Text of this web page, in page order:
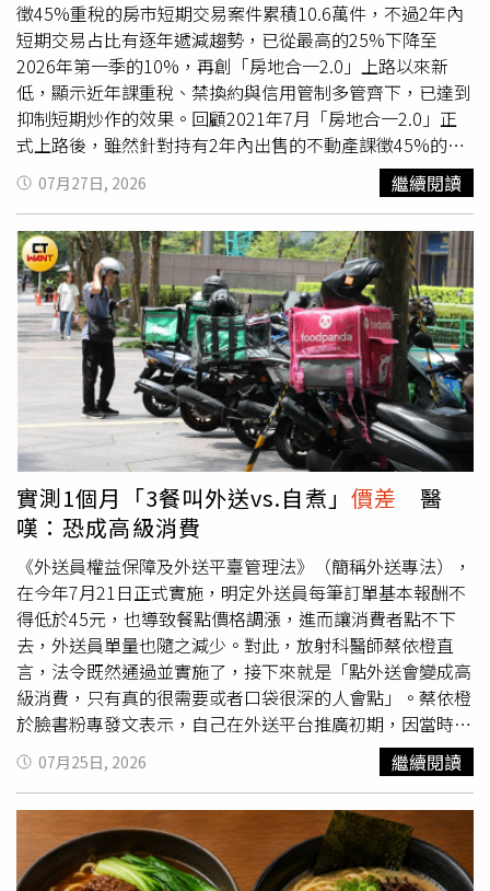
灣進入超高齡社會，因此時下ETF多數會強調配息率，阮慕
驊認為是有其必要性的。但ETF為了配出高息率，有時會拿
賺最多的持股「開刀」，這樣才會有資本利得可拿來配息，
不是一定不好，只是覺得有點可惜。因此，他認為對於不需
要息收的投資朋友而言，拿了ETF的股息，多數人可能選擇
把它放在帳上，不見得會立刻拿息去再買入ETF，這樣就會
產生資本的閒置。對於像他這樣不需要息，而且又不想閒置
資本的投資人來說，就會覺得還不如買不配息的標的。阮慕
驊進一步表示，目前市場上的不配息ETF並不多，其中
009816就是一檔不配息的標的。他分享，比較過009816與
今年績效表現亮眼的主動式ETF波段報酬，以00981A來舉
例，5月22日到7月22日這段期間，009816的價格漲幅是
5.9%，00981A的價格跌幅是4.9%，同時00981A這段期間
配過息，金額是0.63元，期初和期末的含息價差由負1.47元
縮減至負的0.84元，換算下來的含息報酬率是負的2.8%，
但他也提醒，009816在2月3日才掛牌，長期長期績效能不
能超越主動式ETF，仍有得驗證。※免責聲明：文中所提之
個股、ETF內容，並非任何投資建議與參考，請審慎判斷評
估風險，自負盈虧。◎本文內容已獲阮慕驊授權。
徵45%重稅的房市短期交易案件累積10.6萬件，不過2年內
短期交易占比有逐年遞減趨勢，已從最高的25%下降至
2026年第一季的10%，再創「房地合一2.0」上路以來新
低，顯示近年課重稅、禁換約與信用管制多管齊下，已達到
抑制短期炒作的效果。回顧2021年7月「房地合一2.0」正
式上路後，雖然針對持有2年內出售的不動產課徵45%的重
稅，藉此抑制短期投機交易，但政策實施初期，在房市多頭
氛圍及房價持續上漲帶動下，短期交易件數仍一度小幅增
2022年起政府陸續推動《平均地權條例》修正草案，並於
2023年正式上路，針對預售屋換約限制、私法人購屋許可
及炒作行為祭出更嚴格規範，加上2024年9月央行又祭出第
七波選擇性信用管制，使投資客進場成本與交易門檻同步提
高，短期交易明顯降溫。數據顯示，持有2年內出售、適用
45%重稅的短期交易占比，已從2022年的25.5%降至2026
年第一季的10%，短短4年間占比腰斬，並呈現逐年遞減的
趨勢，顯示投機客已淡出市場，房市逐步回歸自住及長期持
有的市場結構。根據統計也可發現，持有5~10年課徵20%
的買賣交易占比也從2022年的29.5%大增至2026年第一季
的41.8%，占比突破4成。此外，適用15%、10%及無應納
稅額的比例也有所提升，顯示課徵20%以下、持有5年以上
的交易成主流，2026第一季甚至高達75%。永慶房屋研展
中心副理陳金萍表示，「房地合一2.0」修法上路後，短期
交易期間從1年內交易改成2年內交易，都須被課徵45%的
高額稅率，對短線投機買盤形成嚇阻作用，有效抑制整體房
市短期炒作交易的風氣。從2022-2025年的數據來看，適用
45%稅率的2年內短期交易占比確實下降，而持有5-10年、
甚至更久的交易占比則有明顯提升，顯示在政策修法後，購
屋族群的持有年限有拉長趨勢。陳金萍表示，過去以短期買
賣賺取價差的投機客已明顯減少，市場交易結構逐步轉向以
中長期持有，修法後有確實發揮抑制短期炒作、引導理性持
有的效果。
07月27日, 2026 繼續閱讀
實測1個月「3餐叫外送vs.自煮」 價差 醫
嘆：恐成高級消費
《外送員權益保障及外送平臺管理法》（簡稱外送專法），
在今年7月21日正式實施，明定外送員每筆訂單基本報酬不
得低於45元，也導致餐點價格調漲，進而讓消費者點不下
去，外送員單量也隨之減少。對此，放射科醫師蔡依橙直
言，法令既然通過並實施了，接下來就是「點外送會變成高
級消費，只有真的很需要或者口袋很深的人會點」。蔡依橙
於臉書粉專發文表示，自己在外送平台推廣初期，因當時送
餐的溢價不多，曾經嘗試一整個月全家4口三餐都是叫外
送，後來也改為一整個月都自行買菜來煮，最後發現即使透
過外送買普通價位的東西，外送花費仍比自煮高出4萬元左
右。蔡依橙提到，除了價格差異以外，如果遇上下雨天，他
也不好意思讓外送員冒險，後來就幾乎不使用外送平台了。
蔡依橙指出，外送平台的價位設計，是讓一些本來不外食的
07月25日, 2026 繼續閱讀